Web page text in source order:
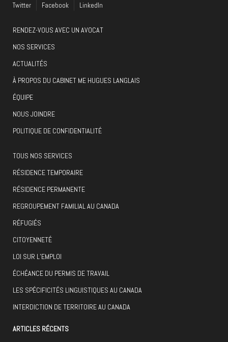
Twitter Facebook LinkedIn
RENDEZ-VOUS AVEC UN AVOCAT
NOS SERVICES
ACTUALITÉS
À PROPOS DU CABINET ME HUGUES LANGLAIS
ÉQUIPE
NOUS JOINDRE
POLITIQUE DE CONFIDENTIALITÉ
TOUS NOS SERVICES
RÉSIDENCE TEMPORAIRE
RÉSIDENCE PERMANENTE
REGROUPEMENT FAMILIAL AU CANADA
RÉFUGIÉS
CITOYENNETÉ
LOI SUR L’EMPLOI
ÉCHÉANCE DU PERMIS DE TRAVAIL
LES SPÉCIFICITÉS LINGUISTIQUES AU CANADA
INTERDICTION DE TERRITOIRE AU CANADA
ARTICLES RÉCENTS